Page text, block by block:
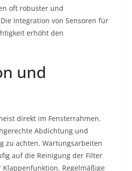
oft robuster und
Integration von Sensoren für
erhöht den
und
direkt im Fensterrahmen.
Abdichtung und
zu achten. Wartungsarbeiten
auf die Reinigung der Filter
Regelmäßige